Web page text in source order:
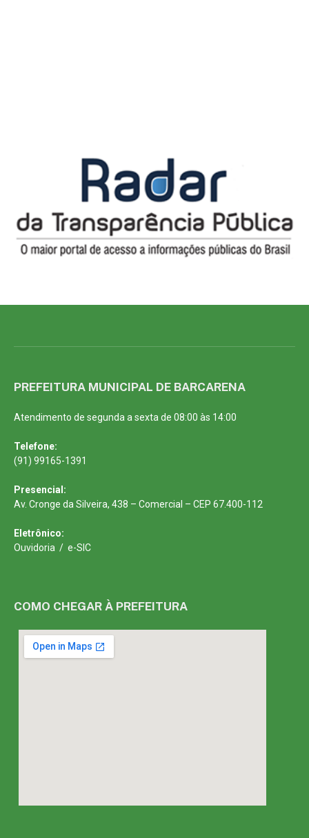
PREFEITURA MUNICIPAL DE BARCARENA
Atendimento de segunda a sexta de 08:00 às 14:00
Telefone:
(91) 99165-1391
Presencial:
Av. Cronge da Silveira, 438 – Comercial – CEP 67.400-112
Eletrônico:
Ouvidoria / e-SIC
COMO CHEGAR À PREFEITURA